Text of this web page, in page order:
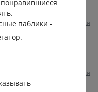
Отвечать Пожаловаться
Пожаловаться
паблики -